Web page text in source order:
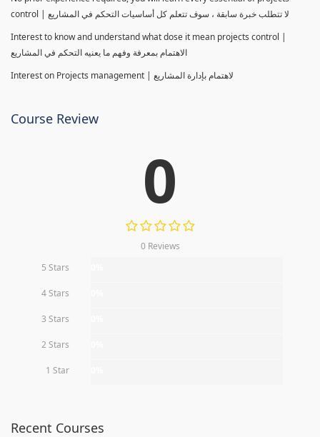
control | لا تتطلب خبرة سابقة ، سوف تتعلم كل أساسيات التحكم في المشاريع
Interest to know and understand what dose it mean projects control |
الاهتمام بمعرفة وفهم ما يعنيه التحكم في المشاريع
Interest on Projects management | لاهتمام بإدارة المشاريع
Course Review
0
0 Reviews
5 Stars
4 Stars
3 Stars
2 Stars
1 Star
Recent Courses